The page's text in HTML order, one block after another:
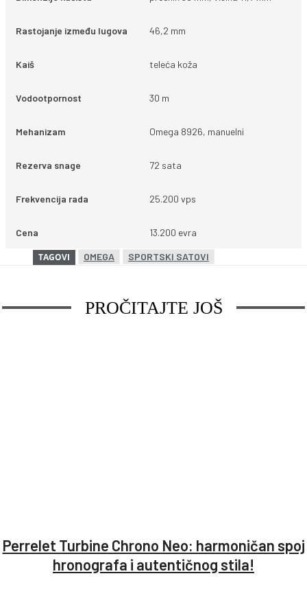
Rastojanje između lugova 46,2 mm
Kaiš teleća koža
Vodootpornost 30 m
Mehanizam Omega 8926, manuelni
Rezerva snage 72 sata
Frekvencija rada 25.200 vps
Cena 13.200 evra
TAGOVI OMEGA SPORTSKI SATOVI
PROČITAJTE JOŠ
Perrelet Turbine Chrono Neo: harmoničan spoj
hronografa i autentičnog stila!